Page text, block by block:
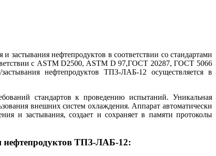
нефтепродуктов в соответствии со стандартами
с ASTM D2500, ASTM D 97,ГОСТ 20287, ГОСТ 5066
нефтепродуктов ТПЗ-ЛАБ-12 осуществляется в
стандартов к проведению испытаний. Уникальная
внешних систем охлаждения. Аппарат автоматически
и застывания, создает и сохраняет в памяти протоколы
нефтепродуктов ТПЗ-ЛАБ-12: